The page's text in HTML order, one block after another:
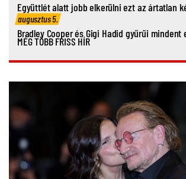
Együttlét alatt jobb elkerülni ezt az ártatlan
augusztus 5.
Bradley Cooper és Gigi Hadid gyűrűi mindent
MÉG TÖBB FRISS HÍR